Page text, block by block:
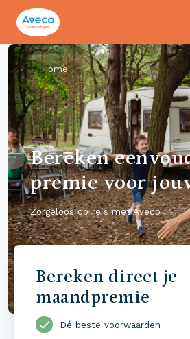
Home
Bereken
premie voor
Zorgeloos op reis met Aveco
Bereken direct je
maandpremie
Dé beste voorwaarden